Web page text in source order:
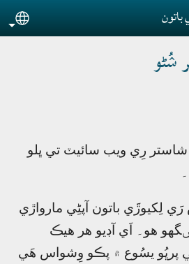
ݾُڻو
شاستر رِي ويب سائيٽ تي ڀلو
لِکيوڙَي باتون آپڻِي مارواڙي
ھو۔ اَي آڊيو ھر ھيڪ
پرڀُو يسُوع ۾ پڪو وِشواس ھَي